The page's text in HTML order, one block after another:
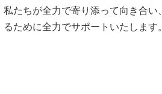
私たちが全力で寄り添って向き合い
るために全力でサポートいたします。